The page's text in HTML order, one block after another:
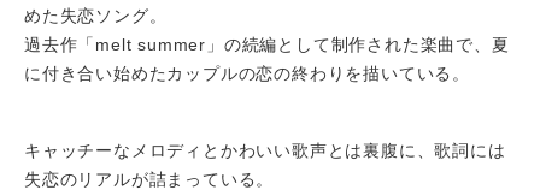
めた失恋ソング。
過去作「melt summer」の続編として制作された楽曲で、夏
に付き合い始めたカップルの恋の終わりを描いている。
キャッチーなメロディとかわいい歌声とは裏腹に、歌詞には
失恋のリアルが詰まっている。